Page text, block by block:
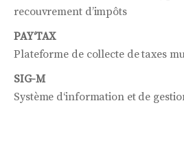
recouvrement d’impôts
PAY‘TAX
Plateforme de collecte de taxes
SIG-M
Système d‘information et de